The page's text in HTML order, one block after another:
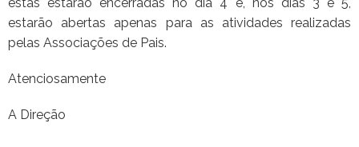
estarão abertas apenas para as atividades realizadas
pelas Associações de Pais.
Atenciosamente
A Direção